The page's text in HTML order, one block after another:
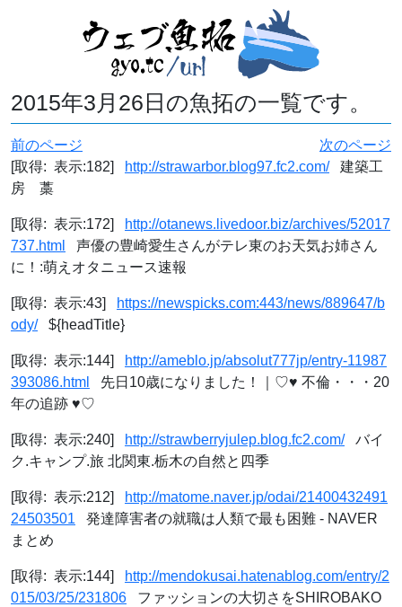
2015年3月26日の魚拓の一覧です。
前のページ
次のページ
[取得: 表示:182]
http://strawarbor.blog97.fc2.com/建築工
房 藁
[取得: 表示:172]
http://otanews.livedoor.biz/archives/52017
737.html
声優の豊崎愛生さんがテレ東のお天気お姉さん
に！:萌えオタニュース速報
[取得: 表示:43]
https://newspicks.com:443/news/889647/b
ody/${headTitle}
[取得: 表示:144]
http://ameblo.jp/absolut777jp/entry-11987
393086.html
先日10歳になりました！｜♡♥ 不倫・・・20
年の追跡 ♥♡
[取得: 表示:240] http://strawberryjulep.blog.fc2.com/バイ
ク.キャンプ.旅 北関東.栃木の自然と四季
[取得: 表示:212]
http://matome.naver.jp/odai/21400432491
24503501 発達障害者の就職は人類で最も困難 - NAVER
まとめ
[取得: 表示:144]
http://mendokusai.hatenablog.com/entry/2
015/03/25/231806 ファッションの大切さをSHIROBAKO